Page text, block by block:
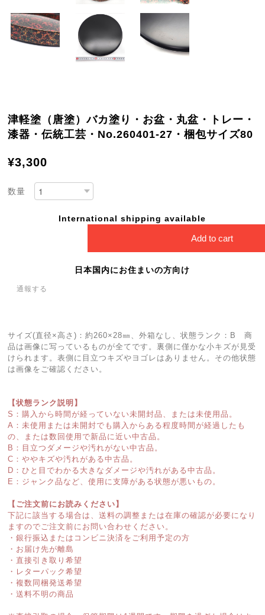
津軽塗（唐塗）バカ塗り・お盆・丸盆・トレー・
漆器・伝統工芸・No.260401-27・梱包サイズ80
¥3,300
数量
International shipping available
Add to cart
日本国内にお住まいの方向け
通報する
サイズ(直径×高さ)：約260×28㎜、外箱なし、状態ランク：B 商
品は画像に写っているものが全てです。裏側に僅かな小キズが見受
けられます。表側に目立つキズやヨゴレはありません。その他状態
は画像をご確認ください。
【状態ランク説明】
S：購入から時間が経っていない未開封品、または未使用品。
A：未使用または未開封でも購入からある程度時間が経過したも
の、または数回使用で新品に近い中古品。
B：目立つダメージや汚れがない中古品。
C：ややキズや汚れがある中古品。
D：ひと目でわかる大きなダメージや汚れがある中古品。
E：ジャンク品など、使用に支障がある状態が悪いもの。
【ご注文前にお読みください】
下記に該当する場合は、送料の調整または在庫の確認が必要になり
ますのでご注文前にお問い合わせください。
・銀行振込またはコンビニ決済をご利用予定の方
・お届け先が離島
・直接引き取り希望
・レターパック希望
・複数同梱発送希望
・送料不明の商品